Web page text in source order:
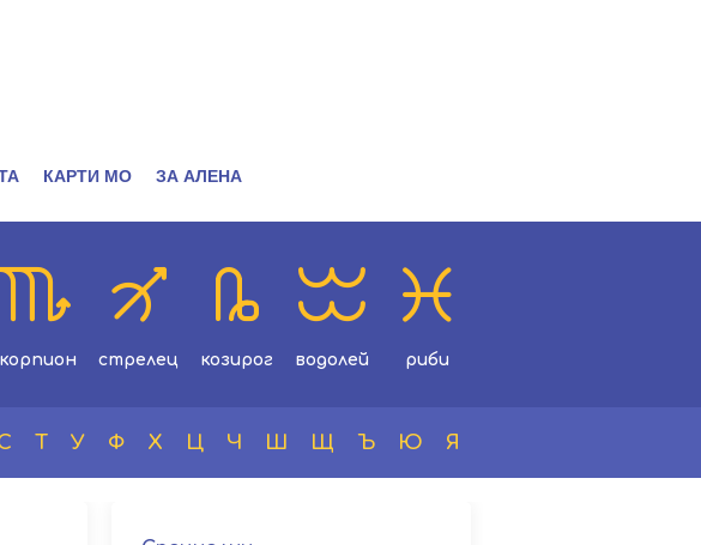
КАРТИ МО ЗА АЛЕНА
стрелец козирог водолей риби
Т У Ф Х Ц Ч Ш Щ Ъ Ю Я